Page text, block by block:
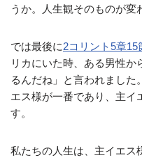
うか。人生観そのものが変
では最後に2コリント5章15
リカにいた時、ある男性
るんだね」と言われました
エス様が一番であり、主イ
す。
私たちの人生は、主イエス